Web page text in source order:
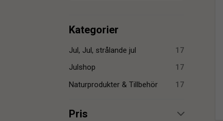
Kategorier
Jul, Jul, strålande jul
17
Julshop
17
Naturprodukter & Tillbehör
17
Pris